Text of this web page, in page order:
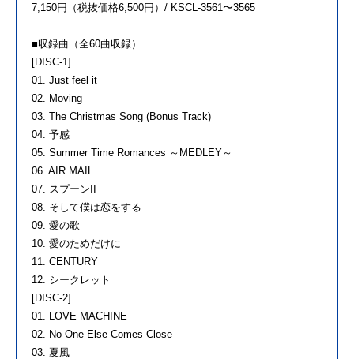
7,150円（税抜価格6,500円）/ KSCL-3561〜3565
■収録曲（全60曲収録）
[DISC-1]
01. Just feel it
02. Moving
03. The Christmas Song (Bonus Track)
04. 予感
05. Summer Time Romances ～MEDLEY～
06. AIR MAIL
07. スプーンII
08. そして僕は恋をする
09. 愛の歌
10. 愛のためだけに
11. CENTURY
12. シークレット
[DISC-2]
01. LOVE MACHINE
02. No One Else Comes Close
03. 夏風